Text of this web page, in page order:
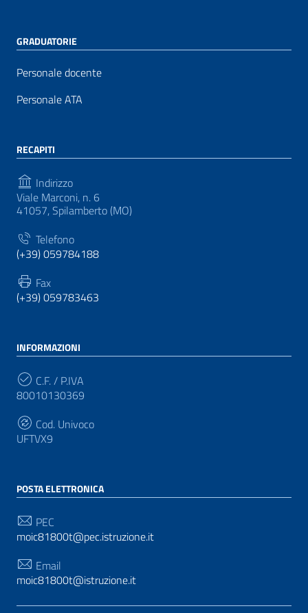
GRADUATORIE
Personale docente
Personale ATA
RECAPITI
Indirizzo
Viale Marconi, n. 6
41057, Spilamberto (MO)
Telefono
(+39) 059784188
Fax
(+39) 059783463
INFORMAZIONI
C.F. / P.IVA
80010130369
Cod. Univoco
UFTVX9
POSTA ELETTRONICA
PEC
moic81800t@pec.istruzione.it
Email
moic81800t@istruzione.it